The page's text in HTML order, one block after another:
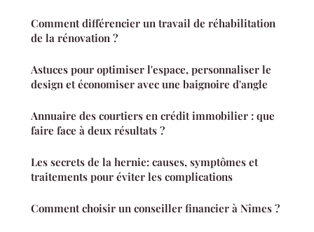
Comment différencier un travail de réhabilitation
de la rénovation ?
Astuces pour optimiser l'espace, personnaliser le
design et économiser avec une baignoire d'angle
Annuaire des courtiers en crédit immobilier : que
faire face à deux résultats ?
Les secrets de la hernie: causes, symptômes et
traitements pour éviter les complications
Comment choisir un conseiller financier à Nîmes ?